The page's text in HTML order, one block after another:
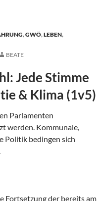
,GWÖ,LEBEN,
BEATE
Jede Stimme
& Klima (1v5)
Parlamenten
werden. Kommunale,
Politik bedingen sich
Fortsetzung der bereits am